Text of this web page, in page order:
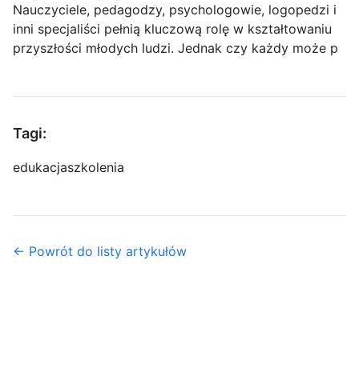
Nauczyciele, pedagodzy, psychologowie, logopedzi i
inni specjaliści pełnią kluczową rolę w kształtowaniu
przyszłości młodych ludzi. Jednak czy każdy może p
Tagi:
edukacjaszkolenia
← Powrót do listy artykułów